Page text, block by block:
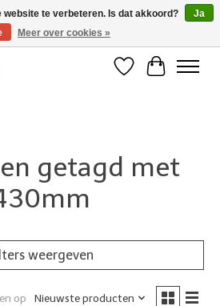
4,8/5 op Google reviews
Verlanglijst
getagd met
weergeven
op Nieuwste producten
website te verbeteren. Is dat akkoord?
Ja
Meer over cookies »